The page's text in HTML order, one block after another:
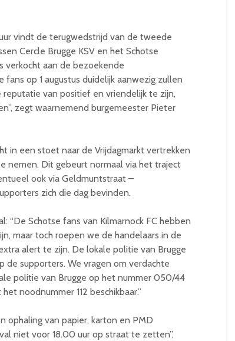
vindt de terugwedstrijd van de tweede
Cercle Brugge KSV en het Schotse
verkocht aan de bezoekende
op 1 augustus duidelijk aanwezig zullen
van positief en vriendelijk te zijn,
zegt waarnemend burgemeester Pieter
in een stoet naar de Vrijdagmarkt vertrekken
nemen. Dit gebeurt normaal via het traject
ook via Geldmuntstraat –
zich die dag bevinden.
“De Schotse fans van Kilmarnock FC hebben
maar toch roepen we de handelaars in de
alert te zijn. De lokale politie van Brugge
de supporters. We vragen om verdachte
politie van Brugge op het nummer 050/44
noodnummer 112 beschikbaar.”
ophaling van papier, karton en PMD
niet voor 18.00 uur op straat te zetten”,